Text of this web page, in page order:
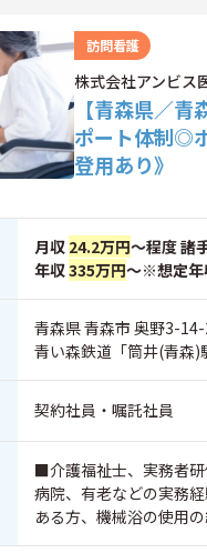
訪問看護
株式会社アンビス
【青森県／
ポート体制◎
登用あり》
月収 24.2万円～程度 諸
年収335万円～※想定年
青森県 青森市 奥野3-
青い森鉄道「筒井(青森)
契約社員・嘱託社員
■介護福祉士、実務者
病院、有老などの実務
ある方、機械浴の使用